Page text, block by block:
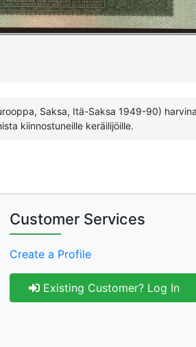
Saksa, Itä-Saksa 1949-90)
kiinnostuneille keräilijöille.
Customer Services
Create a Profile
Existing Customer? Log In